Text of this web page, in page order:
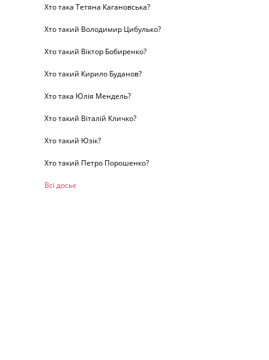
Хто така Тетяна Кагановська?
Хто такий Володимир Цибулько?
Хто такий Віктор Бобиренко?
Хто такий Кирило Буданов?
Хто така Юлія Мендель?
Хто такий Віталій Кличко?
Хто такий Юзік?
Хто такий Петро Порошенко?
Всі досьє